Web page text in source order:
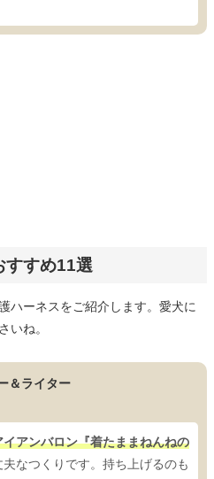
すすめ11選
ハーネスをご紹介します。愛犬に
いね。
＆ライター
イアンバロン『着たままねんねの
なつくりです。持ち上げるのも